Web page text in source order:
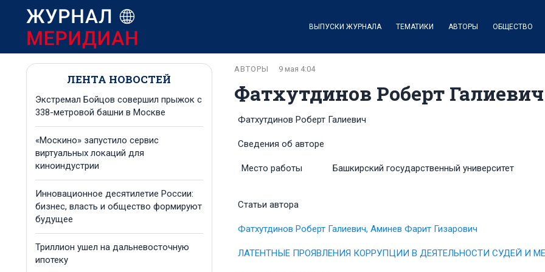
ВЫПУСКИ ЖУРНАЛА ТЕМАТИКИ АВТОРЫ ОБЩЕСТВО
ЛЕНТА НОВОСТЕЙ
Экстремал Бойцов совершил прыжок с
338-метровой башни в Москве
«Москино» запустило сервис
виртуальных локаций для
киноиндустрии
Инновационное десятилетие России:
бизнес, власть и общество формируют
будущее
Триллион ушел на дальневосточную
ипотеку
Фатхутдинов Роберт Галиевич
АВТОРЫ 9 мая 4:04
Фатхутдинов Роберт Галиевич
Сведения об авторе
Место работы Башкирский государственный университет
Статьи автора
Фатхутдинов Роберт Галиевич, Аминев Фарит Гизарович
ЛАТЕНТНЫЕ ПРОЯВЛЕНИЯ КОРРУПЦИИ В ДЕЯТЕЛЬНОСТИ СУДЕЙ И